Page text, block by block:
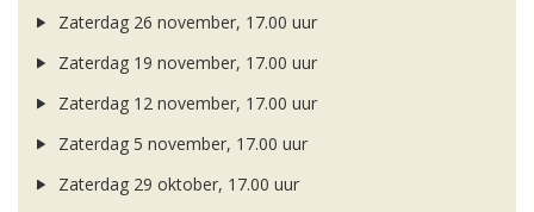
Zaterdag 26 november, 17.00 uur
Zaterdag 19 november, 17.00 uur
Zaterdag 12 november, 17.00 uur
Zaterdag 5 november, 17.00 uur
Zaterdag 29 oktober, 17.00 uur